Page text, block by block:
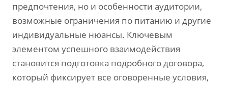
предпочтения, но и особенности аудитории,
возможные ограничения по питанию и другие
индивидуальные нюансы. Ключевым
элементом успешного взаимодействия
становится подготовка подробного договора,
который фиксирует все оговоренные условия,